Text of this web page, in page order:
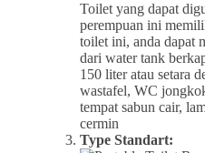
Toilet yang dapat
perempuan ini
toilet ini, anda dapat
dari water tank
150 liter atau setara
wastafel, WC
tempat sabun cair,
cermin
Type Standart: